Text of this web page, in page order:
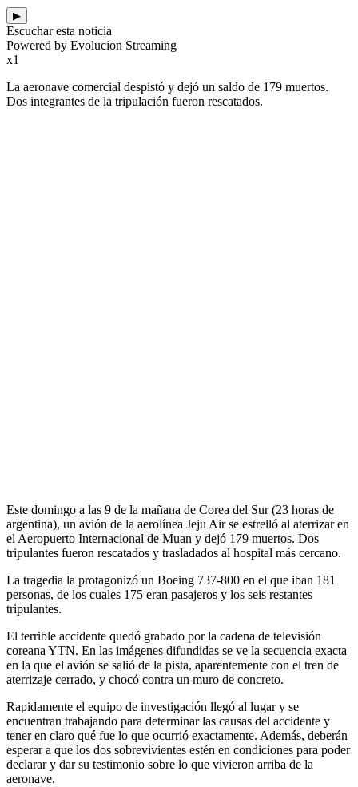
▶
Escuchar esta noticia
Powered by Evolucion Streaming
x1
La aeronave comercial despistó y dejó un saldo de 179 muertos.
Dos integrantes de la tripulación fueron rescatados.
Este domingo a las 9 de la mañana de Corea del Sur (23 horas de
argentina), un avión de la aerolínea Jeju Air se estrelló al aterrizar en
el Aeropuerto Internacional de Muan y dejó 179 muertos. Dos
tripulantes fueron rescatados y trasladados al hospital más cercano.
La tragedia la protagonizó un Boeing 737-800 en el que iban 181
personas, de los cuales 175 eran pasajeros y los seis restantes
tripulantes.
El terrible accidente quedó grabado por la cadena de televisión
coreana YTN. En las imágenes difundidas se ve la secuencia exacta
en la que el avión se salió de la pista, aparentemente con el tren de
aterrizaje cerrado, y chocó contra un muro de concreto.
Rapidamente el equipo de investigación llegó al lugar y se
encuentran trabajando para determinar las causas del accidente y
tener en claro qué fue lo que ocurrió exactamente. Además, deberán
esperar a que los dos sobrevivientes estén en condiciones para poder
declarar y dar su testimonio sobre lo que vivieron arriba de la
aeronave.